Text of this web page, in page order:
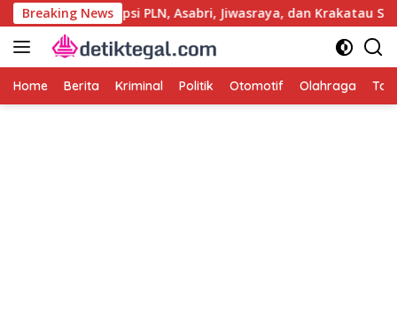
Langsung
ke
konten
Breaking News
Kasus Korupsi PLN, Asabri, Jiwasraya, dan Krakatau Steel
Home Berita Kriminal Politik Otomotif Olahraga